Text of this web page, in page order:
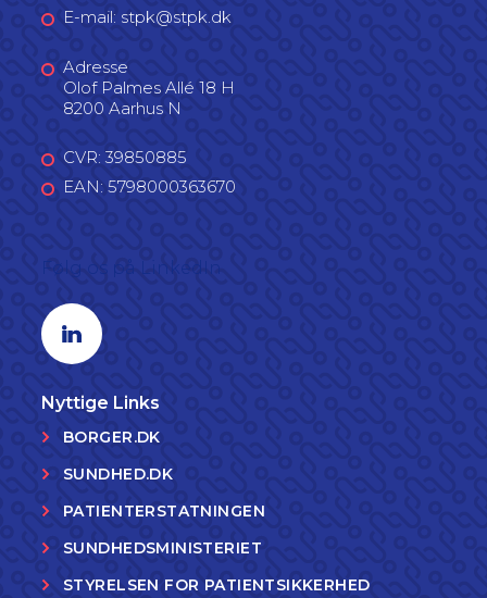
E-mail: stpk@stpk.dk
Adresse
Olof Palmes Allé 18 H
8200 Aarhus N
CVR: 39850885
EAN: 5798000363670
Linkedin profil
Nyttige Links
BORGER.DK
SUNDHED.DK
PATIENTERSTATNINGEN
SUNDHEDSMINISTERIET
STYRELSEN FOR PATIENTSIKKERHED